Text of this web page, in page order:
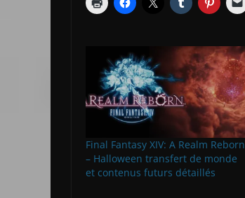
Final Fantasy XIV: A Realm Reborn
– Halloween transfert de monde
et contenus futurs détaillés